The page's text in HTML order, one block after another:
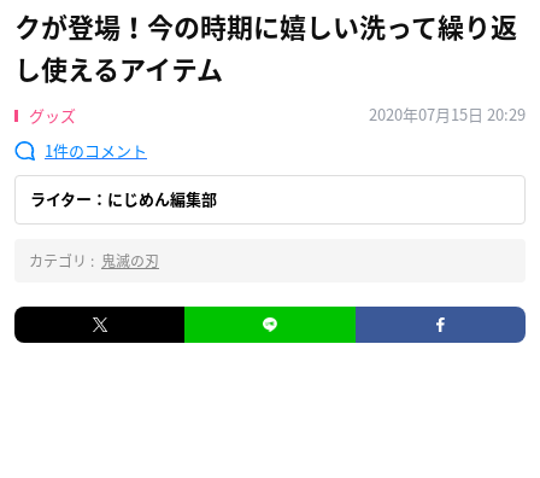
クが登場！今の時期に嬉しい洗って繰り返
し使えるアイテム
グッズ
2020年07月15日 20:29
1
ライター：にじめん編集部
カテゴリ : 鬼滅の刃